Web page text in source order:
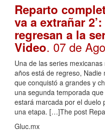
Reparto
va a extrañar
regresan a la
Video. 07 de
Una de las series
años está de regreso,
que conquistó a grandes y
una segunda temporada
estará marcada por el duelo
una etapa. […]The post
Gluc.mx